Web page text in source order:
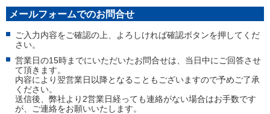
メールフォームでのお問合せ
ご入力内容をご確認の上、よろしければ確認ボタンを押してくだ
さい。
営業日の15時までにいただいたお問合せは、当日中にご回答させ
て頂きます。
内容により翌営業日以降となることもございますので予めご了承
ください。
送信後、弊社より2営業日経っても連絡がない場合はお手数です
が、ご連絡をお願いいたします。